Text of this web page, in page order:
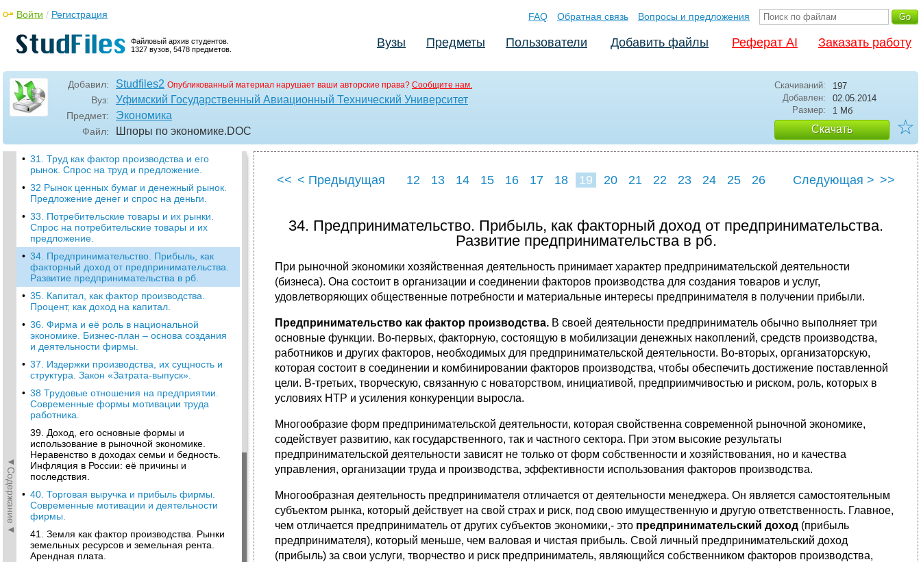
Файловый архив студентов.
1327 вузов, 5478 предметов.
Войти / Регистрация FAQ Обратная связь Вопросы и предложения
Вузы Предметы Пользователи Добавить файлы Реферат AI Заказать работу
Добавил: Studfiles2 Опубликованный материал нарушает ваши авторские права? Сообщите нам.
Вуз: Уфимский Государственный Авиационный Технический Университет
Предмет: Экономика
Файл: Шпоры по экономике.DOC
Скачиваний:
197
Добавлен:
02.05.2014
Размер:
1 Мб
Скачать ☆
◄Содержание◄
• 27 Социальное страхование, обеспечение и
зашита в рыночной экономике.
• 28. Занятость и безработица. Нарушение
равновесия спроса и предложения труда и
• 29 Факторы производства и их рынки.
Особенности спроса и предложения на
факторы производства.
• 30. Основные формы доходов (факторные
доходы) от собственности на факторы
• 31. Труд как фактор производства и его
рынок. Спрос на труд и предложение.
• 32 Рынок ценных бумаг и денежный рынок.
Предложение денег и спрос на деньги.
• 33. Потребительские товары и их рынки.
Спрос на потребительские товары и их
предложение.
• 34. Предпринимательство. Прибыль, как
факторный доход от предпринимательства.
Развитие предпринимательства в рб.
• 35. Капитал, как фактор производства.
Процент, как доход на капитал.
• 36. Фирма и её роль в национальной
экономике. Бизнес-план – основа создания
и деятельности фирмы.
• 37. Издержки производства, их сущность и
структура. Закон «Затрата-выпуск».
• 38 Трудовые отношения на предприятии.
Современные формы мотивации труда
работника.
39. Доход, его основные формы и
использование в рыночной экономике.
Неравенство в доходах семьи и бедность.
Инфляция в России: её причины и
последствия.
• 40. Торговая выручка и прибыль фирмы.
Современные мотивации и деятельности
фирмы.
41. Земля как фактор производства. Рынки
земельных ресурсов и земельная рента.
Арендная плата.
<< < Предыдущая 12 13 14 15 16 17 18 19 20 21 22 23 24 25
26
Следующая > >>
34. Предпринимательство. Прибыль, как факторный доход от предпринимательства.
Развитие предпринимательства в рб.
При рыночной экономики хозяйственная деятельность принимает характер предпринимательской деятельности
(бизнеса). Она состоит в организации и соединении факторов производства для создания товаров и услуг,
удовлетворяющих общественные потребности и материальные интересы предпринимателя в получении прибыли.
Предпринимательство как фактор производства. В своей деятельности предприниматель обычно выполняет три
основные функции. Во-первых, факторную, состоящую в мобилизации денежных накоплений, средств производства,
работников и других факторов, необходимых для предпринимательской деятельности. Во-вторых, организаторскую,
которая состоит в соединении и комбинировании факторов производства, чтобы обеспечить достижение поставленной
цели. В-третьих, творческую, связанную с новаторством, инициативой, предприимчивостью и риском, роль, которых в
условиях НТР и усиления конкуренции выросла.
Многообразие форм предпринимательской деятельности, которая свойственна современной рыночной экономике,
содействует развитию, как государственного, так и частного сектора. При этом высокие результаты
предпринимательской деятельности зависят не только от форм собственности и хозяйствования, но и качества
управления, организации труда и производства, эффективности использования факторов производства.
Многообразная деятельность предпринимателя отличается от деятельности менеджера. Он является самостоятельным
субъектом рынка, который действует на свой страх и риск, под свою имущественную и другую ответственность. Главное,
чем отличается предприниматель от других субъектов экономики,- это предпринимательский доход (прибыль
предпринимателя), который меньше, чем валовая и чистая прибыль. Свой личный предпринимательский доход
(прибыль) за свои услуги, творчество и риск предприниматель, являющийся собственником факторов производства,